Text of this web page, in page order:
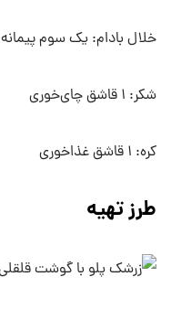
خلال بادام: یک سوم پیمانه
شکر: ۱ قاشق چای‌خوری
کره: ۱ قاشق غذاخوری
طرز تهیه